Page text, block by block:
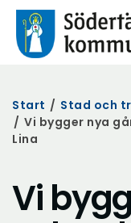
Start / Stad och
/ Vi bygger nya
Lina
Vi